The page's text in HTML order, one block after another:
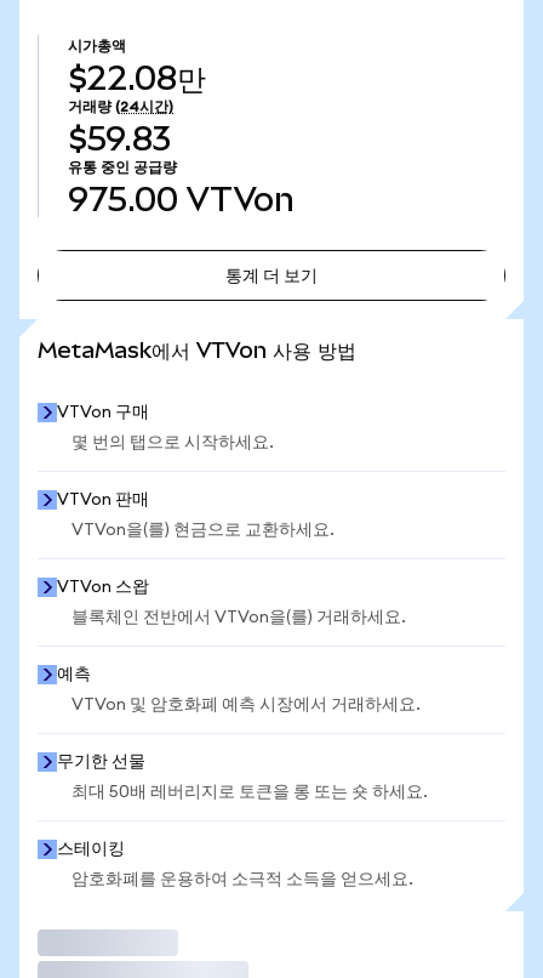
시가총액
$22.08만
거래량 (24시간)
$59.83
유통 중인 공급량
975.00 VTVon
통계 더 보기
MetaMask에서 VTVon 사용 방법
VTVon 구매
몇 번의 탭으로 시작하세요.
VTVon 판매
VTVon을(를) 현금으로 교환하세요.
VTVon 스왑
블록체인 전반에서 VTVon을(를) 거래하세요.
예측
VTVon 및 암호화폐 예측 시장에서 거래하세요.
무기한 선물
최대 50배 레버리지로 토큰을 롱 또는 숏 하세요.
스테이킹
암호화폐를 운용하여 소극적 소득을 얻으세요.